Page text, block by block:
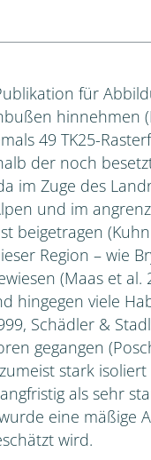
für
hinnehmen
49 TK25-
der noch
im Zuge des
und im
beigetragen
Region – wie
(Maas et al.
hingegen viele
Schädler &
gegangen
stark
als sehr
eine mäßige
wird.